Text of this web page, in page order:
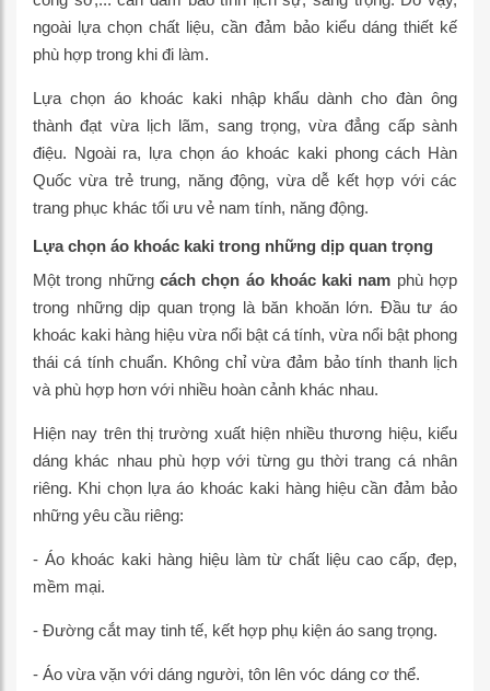
ngoài lựa chọn chất liệu, cần đảm bảo kiểu dáng thiết kế
phù hợp trong khi đi làm.
Lựa chọn áo khoác kaki nhập khẩu dành cho đàn ông
thành đạt vừa lịch lãm, sang trọng, vừa đẳng cấp sành
điệu. Ngoài ra, lựa chọn áo khoác kaki phong cách Hàn
Quốc vừa trẻ trung, năng động, vừa dễ kết hợp với các
trang phục khác tối ưu vẻ nam tính, năng động.
Lựa chọn áo khoác kaki trong những dịp quan trọng
Một trong những cách chọn áo khoác kaki nam phù hợp
trong những dịp quan trọng là băn khoăn lớn. Đầu tư áo
khoác kaki hàng hiệu vừa nổi bật cá tính, vừa nổi bật phong
thái cá tính chuẩn. Không chỉ vừa đảm bảo tính thanh lịch
và phù hợp hơn với nhiều hoàn cảnh khác nhau.
Hiện nay trên thị trường xuất hiện nhiều thương hiệu, kiểu
dáng khác nhau phù hợp với từng gu thời trang cá nhân
riêng. Khi chọn lựa áo khoác kaki hàng hiệu cần đảm bảo
những yêu cầu riêng:
- Áo khoác kaki hàng hiệu làm từ chất liệu cao cấp, đẹp,
mềm mại.
- Đường cắt may tinh tế, kết hợp phụ kiện áo sang trọng.
- Áo vừa vặn với dáng người, tôn lên vóc dáng cơ thể.